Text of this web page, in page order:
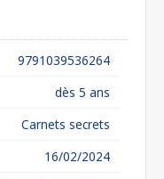
9791039536264
dès 5 ans
Carnets secrets
16/02/2024